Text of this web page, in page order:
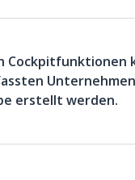
Cockpitfunktionen
erstellt werden.